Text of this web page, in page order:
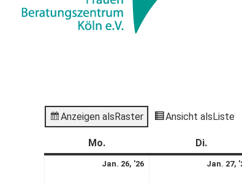
Anzeigen alsRaster Ansicht alsListe
Mo. Di.
Jan. 26, '26 Jan. 27,